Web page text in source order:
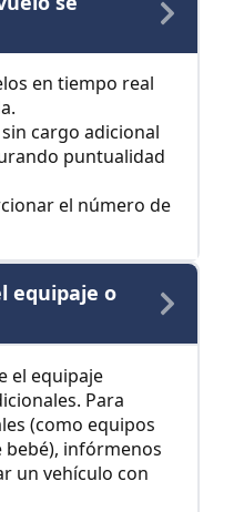
en tiempo real
cargo adicional
puntualidad
el número de
equipaje o
el equipaje
Para
(como equipos
infórmenos
un vehículo con